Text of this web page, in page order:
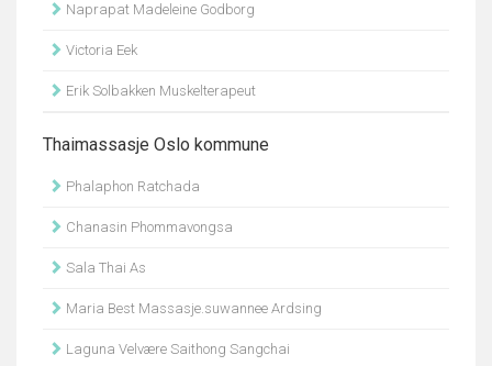
Naprapat Madeleine Godborg
Victoria Eek
Erik Solbakken Muskelterapeut
Thaimassasje Oslo kommune
Phalaphon Ratchada
Chanasin Phommavongsa
Sala Thai As
Maria Best Massasje.suwannee Ardsing
Laguna Velvære Saithong Sangchai